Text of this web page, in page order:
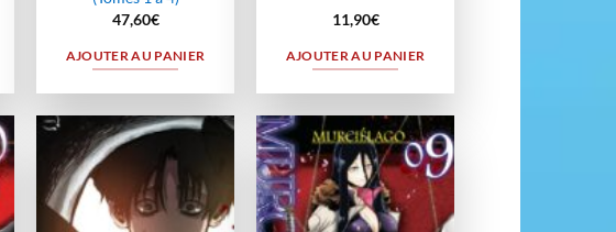
47,60€
AJOUTER AU PANIER
11,90€
AJOUTER AU PANIER
à la
wishlist
Ajouter
à la
wishlist